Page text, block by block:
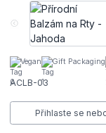
Vegan Gift Packaging
ACLB-03
Přihlaste se